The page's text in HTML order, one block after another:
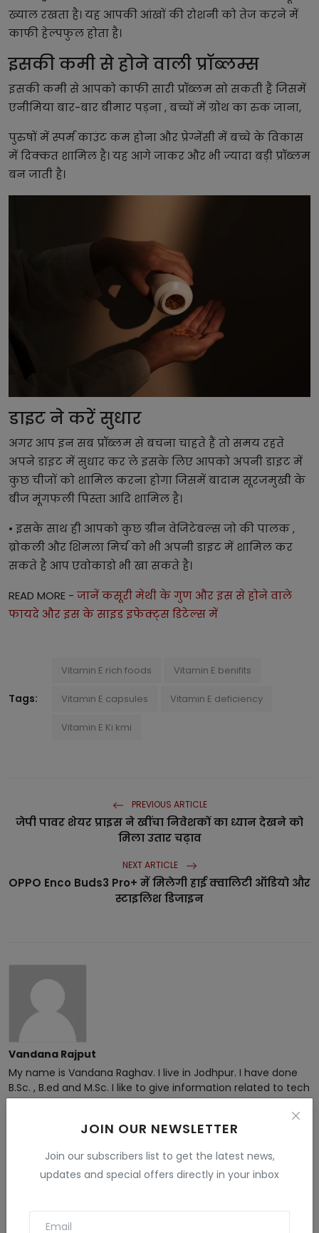
JOIN OUR NEWSLETTER
Join our subscribers list to get the latest news,
updates and special offers directly in your inbox
ख्याल रखता है। यह आपकी आंखों की रोशनी को तेज करने में
काफी हेल्पफुल होता है।
इसकी कमी से होने वाली प्रॉब्लम्स
इसकी कमी से आपको काफी सारी प्रॉब्लम सो सकती हैं जिसमें
एनीमिया बार-बार बीमार पड़ना , बच्चों में ग्रोथ का रुक जाना,
पुरुषों में स्पर्म काउंट कम होना और प्रेग्नेंसी में बच्चे के विकास
में दिक्कत शामिल है। यह आगे जाकर और भी ज्यादा बड़ी प्रॉब्लम
बन जाती है।
डाइट ने करें सुधार
अगर आप इन सब प्रॉब्लम से बचना चाहते हैं तो समय रहते
अपने डाइट में सुधार कर ले इसके लिए आपको अपनी डाइट में
कुछ चीजों को शामिल करना होगा जिसमें बादाम सूरजमुखी के
बीज मूंगफली पिस्ता आदि शामिल है।
• इसके साथ ही आपको कुछ ग्रीन वेजिटेबल्स जो की पालक ,
ब्रोकली और शिमला मिर्च को भी अपनी डाइट में शामिल कर
सकते है आप एवोकाडो भी खा सकते है।
READ MORE - जानें कसूरी मेथी के गुण और इस से होने वाले
फायदे और इस के साइड इफेक्ट्स डिटेल्स में
Tags:
Vitamin E rich foods Vitamin E benifits
Vitamin E capsules Vitamin E deficiency
Vitamin E Ki kmi
PREVIOUS ARTICLE
जेपी पावर शेयर प्राइस ने खींचा निवेशकों का ध्यान देखने को
मिला उतार चढ़ाव
NEXT ARTICLE
OPPO Enco Buds3 Pro+ में मिलेगी हाई क्वालिटी ऑडियो और
स्टाइलिश डिजाइन
Vandana Rajput
My name is Vandana Raghav. I live in Jodhpur. I have done
B.Sc. , B.ed and M.Sc. I like to give information related to tech
, education , finance , Gaming and many fields . I have more
Related Posts